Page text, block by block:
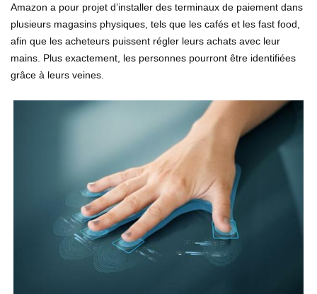
Amazon a pour projet d’installer des terminaux de paiement dans
plusieurs magasins physiques, tels que les cafés et les fast food,
afin que les acheteurs puissent régler leurs achats avec leur
mains. Plus exactement, les personnes pourront être identifiées
grâce à leurs veines.